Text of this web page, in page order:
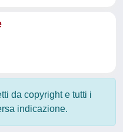
da copyright e tutti i
indicazione.